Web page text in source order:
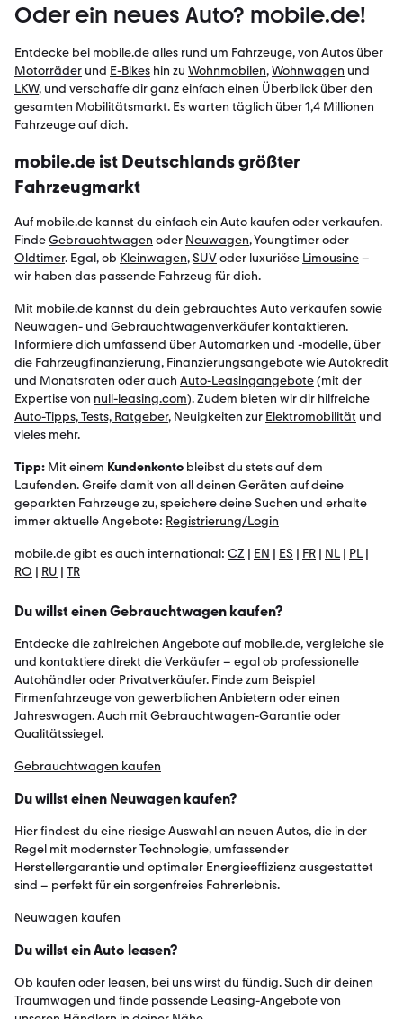
Oder ein neues Auto? mobile.de!
Entdecke bei mobile.de alles rund um Fahrzeuge, von Autos über
Motorräder und E-Bikes hin zu Wohnmobilen,Wohnwagen und
LKW, und verschaffe dir ganz einfach einen Überblick über den
gesamten Mobilitätsmarkt. Es warten täglich über 1,4 Millionen
Fahrzeuge auf dich.
mobile.de ist Deutschlands größter
Fahrzeugmarkt
Auf mobile.de kannst du einfach ein Auto kaufen oder verkaufen.
FindeGebrauchtwagen oder Neuwagen, Youngtimer oder
Oldtimer. Egal, ob Kleinwagen,SUVoder luxuriöse Limousine–
wir haben das passende Fahrzeug für dich.
Mit mobile.de kannst du dein gebrauchtes Auto verkaufen sowie
Neuwagen- und Gebrauchtwagenverkäufer kontaktieren.
Informiere dich umfassend überAutomarken und -modelle, über
die Fahrzeugfinanzierung, Finanzierungsangebote wieAutokredit
und Monatsraten oder auch Auto-Leasingangebote(mit der
Expertise von null-leasing.com). Zudem bieten wir dir hilfreiche
Auto-Tipps, Tests, Ratgeber, Neuigkeiten zur Elektromobilität und
vieles mehr.
Tipp: Mit einem Kundenkonto bleibst du stets auf dem
Laufenden. Greife damit von all deinen Geräten auf deine
geparkten Fahrzeuge zu, speichere deine Suchen und erhalte
immer aktuelle Angebote: Registrierung/Login
mobile.de gibt es auch international: CZ | EN | ES | FR | NL | PL |
RO | RU | TR
Du willst einen Gebrauchtwagen kaufen?
Entdecke die zahlreichen Angebote auf mobile.de, vergleiche sie
und kontaktiere direkt die Verkäufer – egal ob professionelle
Autohändler oder Privatverkäufer. Finde zum Beispiel
Firmenfahrzeuge von gewerblichen Anbietern oder einen
Jahreswagen. Auch mit Gebrauchtwagen-Garantie oder
Qualitätssiegel.
Gebrauchtwagen kaufen
Du willst einen Neuwagen kaufen?
Hier findest du eine riesige Auswahl an neuen Autos, die in der
Regel mit modernster Technologie, umfassender
Herstellergarantie und optimaler Energieeffizienz ausgestattet
sind – perfekt für ein sorgenfreies Fahrerlebnis.
Neuwagen kaufen
Du willst ein Auto leasen?
Ob kaufen oder leasen, bei uns wirst du fündig. Such dir deinen
Traumwagen und finde passende Leasing-Angebote von